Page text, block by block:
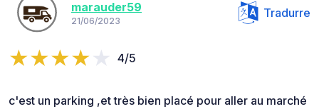
marauder59
21/06/2023
Tradurre
4/5
c'est un parking ,et très bien placé pour aller au marché